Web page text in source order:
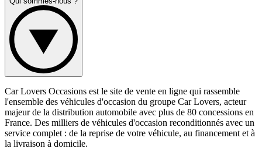
Car Lovers Occasions est le site de vente en ligne qui rassemble
l'ensemble des véhicules d'occasion du groupe Car Lovers, acteur
majeur de la distribution automobile avec plus de 80 concessions en
France. Des milliers de véhicules d'occasion reconditionnés avec un
service complet : de la reprise de votre véhicule, au financement et à
la livraison à domicile.